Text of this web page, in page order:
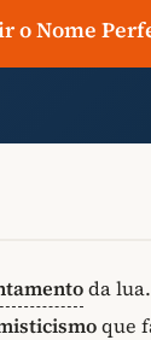
o Nome
da
que